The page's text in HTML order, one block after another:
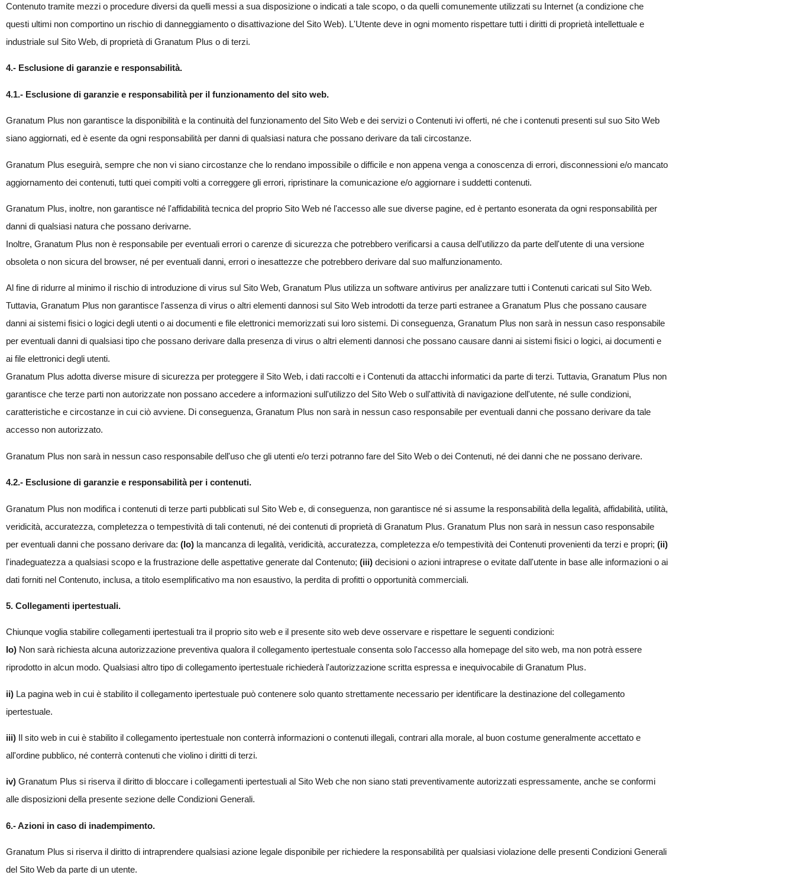
Contenuto tramite mezzi o procedure diversi da quelli messi a sua disposizione o indicati a tale scopo, o da quelli comunemente utilizzati su Internet (a condizione che
questi ultimi non comportino un rischio di danneggiamento o disattivazione del Sito Web). L'Utente deve in ogni momento rispettare tutti i diritti di proprietà intellettuale e
industriale sul Sito Web, di proprietà di Granatum Plus o di terzi.
4.- Esclusione di garanzie e responsabilità.
4.1.- Esclusione di garanzie e responsabilità per il funzionamento del sito web.
Granatum Plus non garantisce la disponibilità e la continuità del funzionamento del Sito Web e dei servizi o Contenuti ivi offerti, né che i contenuti presenti sul suo Sito Web
siano aggiornati, ed è esente da ogni responsabilità per danni di qualsiasi natura che possano derivare da tali circostanze.
Granatum Plus eseguirà, sempre che non vi siano circostanze che lo rendano impossibile o difficile e non appena venga a conoscenza di errori, disconnessioni e/o mancato
aggiornamento dei contenuti, tutti quei compiti volti a correggere gli errori, ripristinare la comunicazione e/o aggiornare i suddetti contenuti.
Granatum Plus, inoltre, non garantisce né l'affidabilità tecnica del proprio Sito Web né l'accesso alle sue diverse pagine, ed è pertanto esonerata da ogni responsabilità per
danni di qualsiasi natura che possano derivarne.
Inoltre, Granatum Plus non è responsabile per eventuali errori o carenze di sicurezza che potrebbero verificarsi a causa dell'utilizzo da parte dell'utente di una versione
obsoleta o non sicura del browser, né per eventuali danni, errori o inesattezze che potrebbero derivare dal suo malfunzionamento.
Al fine di ridurre al minimo il rischio di introduzione di virus sul Sito Web, Granatum Plus utilizza un software antivirus per analizzare tutti i Contenuti caricati sul Sito Web.
Tuttavia, Granatum Plus non garantisce l'assenza di virus o altri elementi dannosi sul Sito Web introdotti da terze parti estranee a Granatum Plus che possano causare
danni ai sistemi fisici o logici degli utenti o ai documenti e file elettronici memorizzati sui loro sistemi. Di conseguenza, Granatum Plus non sarà in nessun caso responsabile
per eventuali danni di qualsiasi tipo che possano derivare dalla presenza di virus o altri elementi dannosi che possano causare danni ai sistemi fisici o logici, ai documenti e
ai file elettronici degli utenti.
Granatum Plus adotta diverse misure di sicurezza per proteggere il Sito Web, i dati raccolti e i Contenuti da attacchi informatici da parte di terzi. Tuttavia, Granatum Plus non
garantisce che terze parti non autorizzate non possano accedere a informazioni sull'utilizzo del Sito Web o sull'attività di navigazione dell'utente, né sulle condizioni,
caratteristiche e circostanze in cui ciò avviene. Di conseguenza, Granatum Plus non sarà in nessun caso responsabile per eventuali danni che possano derivare da tale
accesso non autorizzato.
Granatum Plus non sarà in nessun caso responsabile dell'uso che gli utenti e/o terzi potranno fare del Sito Web o dei Contenuti, né dei danni che ne possano derivare.
4.2.- Esclusione di garanzie e responsabilità per i contenuti.
Granatum Plus non modifica i contenuti di terze parti pubblicati sul Sito Web e, di conseguenza, non garantisce né si assume la responsabilità della legalità, affidabilità, utilità,
veridicità, accuratezza, completezza o tempestività di tali contenuti, né dei contenuti di proprietà di Granatum Plus. Granatum Plus non sarà in nessun caso responsabile
per eventuali danni che possano derivare da: (Io) la mancanza di legalità, veridicità, accuratezza, completezza e/o tempestività dei Contenuti provenienti da terzi e propri; (ii)
l'inadeguatezza a qualsiasi scopo e la frustrazione delle aspettative generate dal Contenuto; (iii) decisioni o azioni intraprese o evitate dall'utente in base alle informazioni o ai
dati forniti nel Contenuto, inclusa, a titolo esemplificativo ma non esaustivo, la perdita di profitti o opportunità commerciali.
5. Collegamenti ipertestuali.
Chiunque voglia stabilire collegamenti ipertestuali tra il proprio sito web e il presente sito web deve osservare e rispettare le seguenti condizioni:
Io) Non sarà richiesta alcuna autorizzazione preventiva qualora il collegamento ipertestuale consenta solo l'accesso alla homepage del sito web, ma non potrà essere
riprodotto in alcun modo. Qualsiasi altro tipo di collegamento ipertestuale richiederà l'autorizzazione scritta espressa e inequivocabile di Granatum Plus.
ii) La pagina web in cui è stabilito il collegamento ipertestuale può contenere solo quanto strettamente necessario per identificare la destinazione del collegamento
ipertestuale.
iii) Il sito web in cui è stabilito il collegamento ipertestuale non conterrà informazioni o contenuti illegali, contrari alla morale, al buon costume generalmente accettato e
all'ordine pubblico, né conterrà contenuti che violino i diritti di terzi.
iv) Granatum Plus si riserva il diritto di bloccare i collegamenti ipertestuali al Sito Web che non siano stati preventivamente autorizzati espressamente, anche se conformi
alle disposizioni della presente sezione delle Condizioni Generali.
6.- Azioni in caso di inadempimento.
Granatum Plus si riserva il diritto di intraprendere qualsiasi azione legale disponibile per richiedere la responsabilità per qualsiasi violazione delle presenti Condizioni Generali
del Sito Web da parte di un utente.